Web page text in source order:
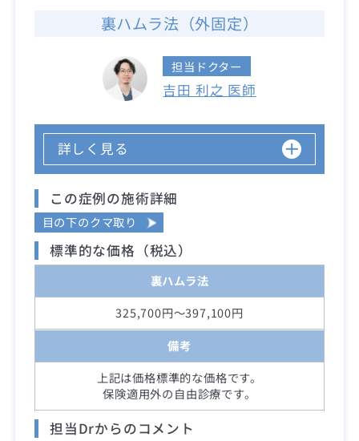
裏ハムラ法（外固定）
担当ドクター
吉田 利之 医師
詳しく見る
この症例の施術詳細
目の下のクマ取り
標準的な価格（税込）
裏ハムラ法
325,700円～397,100円
備考
上記は価格標準的な価格です。
保険適用外の自由診療です。
担当Drからのコメント